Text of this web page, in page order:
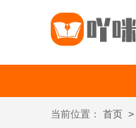
当前位置： 首页 >